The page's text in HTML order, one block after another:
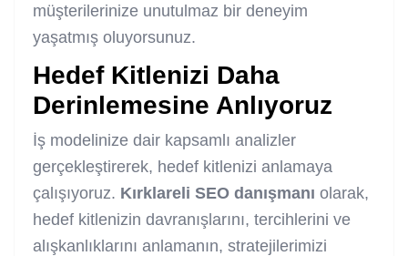
müşterilerinize unutulmaz bir deneyim
yaşatmış oluyorsunuz.
Hedef Kitlenizi Daha
Derinlemesine Anlıyoruz
İş modelinize dair kapsamlı analizler
gerçekleştirerek, hedef kitlenizi anlamaya
çalışıyoruz. Kırklareli SEO danışmanı olarak,
hedef kitlenizin davranışlarını, tercihlerini ve
alışkanlıklarını anlamanın, stratejilerimizi